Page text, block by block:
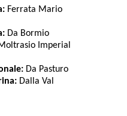
Ferrata Mario
Da Bormio
Imperial
Da Pasturo
Dalla Val